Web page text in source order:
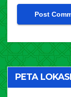
PETA LOKASI